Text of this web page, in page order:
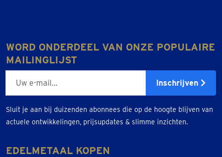
WORD ONDERDEEL VAN ONZE POPULAIRE
MAILINGLIJST
Inschrijven
Sluit je aan bij duizenden abonnees die op de hoogte blijven van
actuele ontwikkelingen, prijsupdates & slimme inzichten.
EDELMETAAL KOPEN